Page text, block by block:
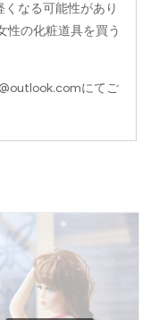
なる可能性があり
性の化粧道具を買う
にてご